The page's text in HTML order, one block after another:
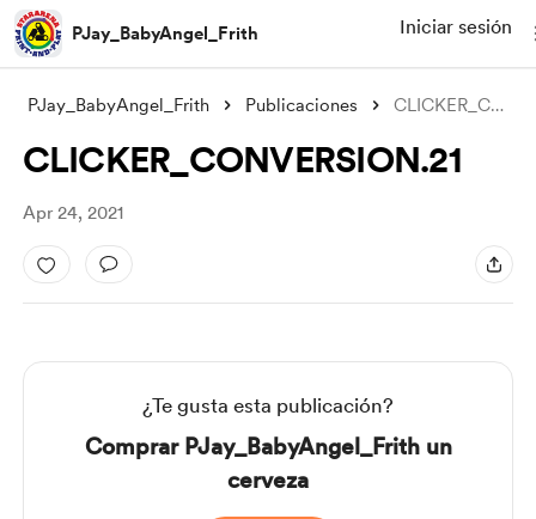
PJay_BabyAngel_Frith Iniciar sesión
PJay_BabyAngel_Frith Publicaciones CLICKER_CONVERSION.21
CLICKER_CONVERSION.21
Apr 24, 2021
¿Te gusta esta publicación?
Comprar PJay_BabyAngel_Frith un
cerveza